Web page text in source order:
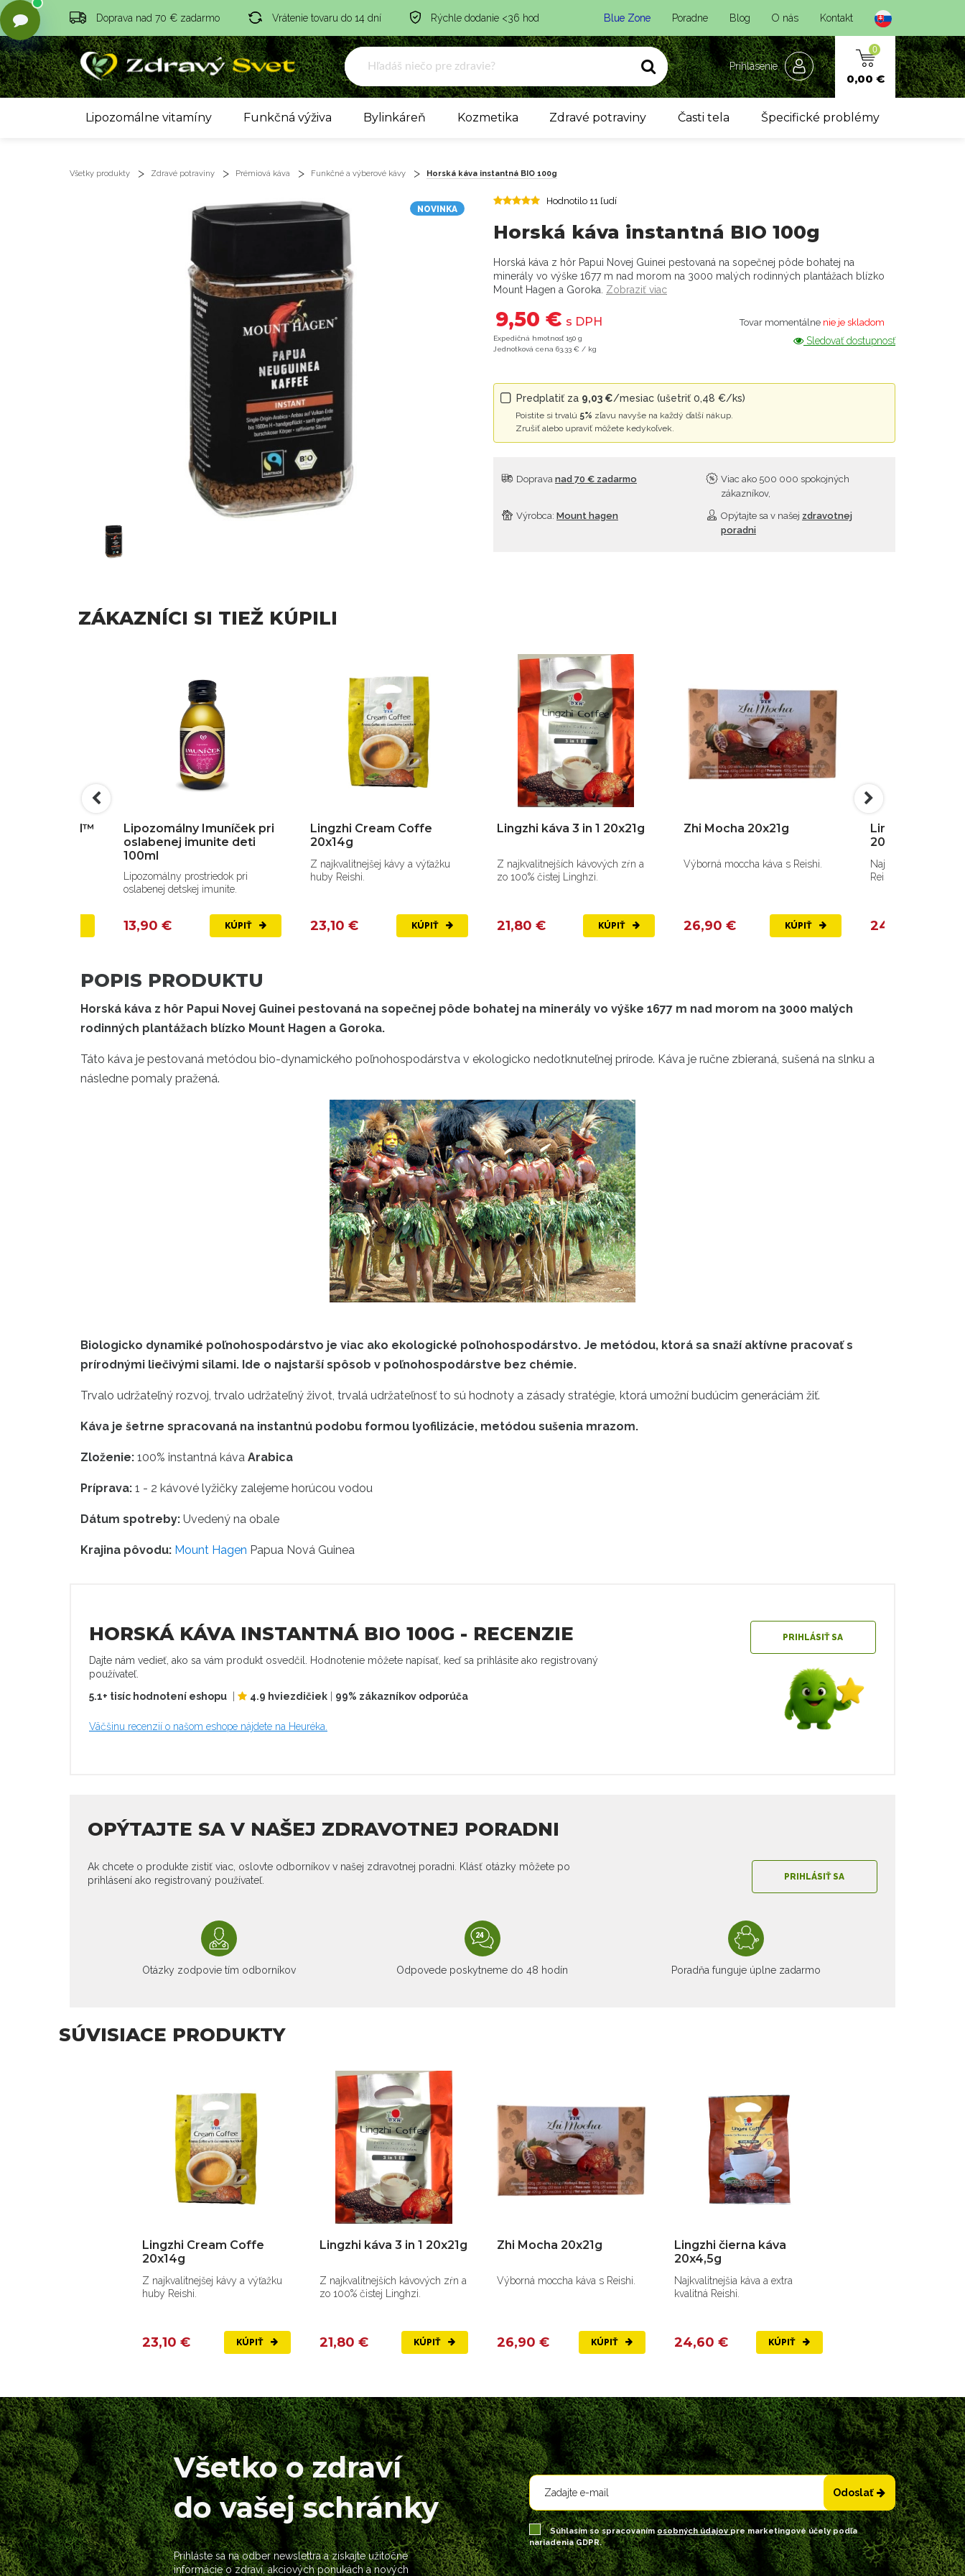
Doprava nad 70 € zadarmo Vrátenie tovaru do 14 dní Rýchle dodanie <36 hod Blue Zone Poradne Blog O nás Kontakt
0
0,00 €
Prihlásenie
Lipozomálne vitamíny Funkčná výživa Bylinkáreň Kozmetika Zdravé potraviny Časti tela Špecifické problémy
Všetky produkty Zdravé potraviny Prémiová káva Funkčné a výberové kávy Horská káva instantná BIO 100g
NOVINKA
Hodnotilo 11 ľudí
Horská káva instantná BIO 100g
Horská káva z hôr Papui Novej Guinei pestovaná na sopečnej pôde bohatej na
minerály vo výške 1677 m nad morom na 3000 malých rodinných plantážach blízko
Mount Hagen a Goroka. Zobraziť viac
9,50 € s DPH
Expedičná hmotnosť 150 g
Jednotková cena 63,33 € / kg
Tovar momentálne nie je skladom
Sledovať dostupnosť
Predplatiť za 9,03 €/mesiac (ušetriť 0,48 €/ks)
Poistite si trvalú 5% zľavu navyše na každý ďalší nákup.
Zrušiť alebo upraviť môžete kedykoľvek.
Doprava nad 70 € zadarmo
Viac ako 500 000 spokojných
zákazníkov,
Výrobca: Mount hagen Opýtajte sa v našej zdravotnej
poradni
ZÁKAZNÍCI SI TIEŽ KÚPILI
Forever Mind™
Lipozomálny Imuníček pri
oslabenej imunite deti
100ml
Lipozomálny prostriedok pri
oslabenej detskej imunite.
13,90 € KÚPIŤ
Lingzhi Cream Coffe
20x14g
Z najkvalitnejšej kávy a výťažku
huby Reishi.
23,10 € KÚPIŤ
Lingzhi káva 3 in 1 20x21g
Z najkvalitnejších kávových zŕn a
zo 100% čistej Linghzi.
21,80 € KÚPIŤ
Zhi Mocha 20x21g
Výborná moccha káva s Reishi.
26,90 € KÚPIŤ
Lingzhi čierna
20x4,5g
Najkvalitnejšia káva
Reishi.
24,60 €
POPIS PRODUKTU
Horská káva z hôr Papui Novej Guinei pestovaná na sopečnej pôde bohatej na minerály vo výške 1677 m nad morom na 3000 malých
rodinných plantážach blízko Mount Hagen a Goroka.
Táto káva je pestovaná metódou bio-dynamického poľnohospodárstva v ekologicko nedotknuteľnej prírode. Káva je ručne zbieraná, sušená na slnku a
následne pomaly pražená.
Biologicko dynamiké poľnohospodárstvo je viac ako ekologické poľnohospodárstvo. Je metódou, ktorá sa snaží aktívne pracovať s
prírodnými liečivými silami. Ide o najstarší spôsob v poľnohospodárstve bez chémie.
Trvalo udržateľný rozvoj, trvalo udržateľný život, trvalá udržateľnosť to sú hodnoty a zásady stratégie, ktorá umožní budúcim generáciám žiť.
Káva je šetrne spracovaná na instantnú podobu formou lyofilizácie, metódou sušenia mrazom.
Zloženie: 100% instantná káva Arabica
Príprava: 1 - 2 kávové lyžičky zalejeme horúcou vodou
Dátum spotreby: Uvedený na obale
Krajina pôvodu: Mount Hagen Papua Nová Guinea
HORSKÁ KÁVA INSTANTNÁ BIO 100G - RECENZIE PRIHLÁSIŤ SA
Dajte nám vedieť, ako sa vám produkt osvedčil. Hodnotenie môžete napísať, keď sa prihlásite ako registrovaný
používateľ.
5.1+ tisíc hodnotení eshopu
4.9 hviezdičiek 99% zákazníkov odporúča
Väčšinu recenzií o našom eshope nájdete na Heuréka.
OPÝTAJTE SA V NAŠEJ ZDRAVOTNEJ PORADNI
Ak chcete o produkte zistiť viac, oslovte odborníkov v našej zdravotnej poradni. Klásť otázky môžete po
prihlásení ako registrovaný používateľ.
PRIHLÁSIŤ SA
Otázky zodpovie tím odborníkov Odpovede poskytneme do 48 hodín Poradňa funguje úplne zadarmo
SÚVISIACE PRODUKTY
Lingzhi Cream Coffe
20x14g
Z najkvalitnejšej kávy a výťažku
huby Reishi.
23,10 € KÚPIŤ
Lingzhi káva 3 in 1 20x21g
Z najkvalitnejších kávových zŕn a
zo 100% čistej Linghzi.
21,80 € KÚPIŤ
Zhi Mocha 20x21g
Výborná moccha káva s Reishi.
26,90 € KÚPIŤ
Lingzhi čierna káva
20x4,5g
Najkvalitnejšia káva a extra
kvalitná Reishi.
24,60 € KÚPIŤ
Všetko o zdraví
do vašej schránky
Prihláste sa na odber newslettra a získajte užitočné
informácie o zdraví, akciových ponukách a nových
Odoslať
Súhlasím so spracovanímosobných údajovpre marketingové účely podľa
nariadenia GDPR.